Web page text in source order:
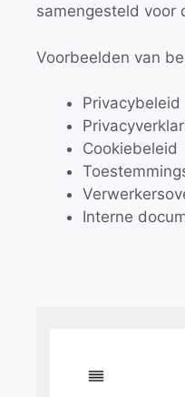
samengesteld voor
Voorbeelden van
Privacybeleid
Cookiebeleid
Interne